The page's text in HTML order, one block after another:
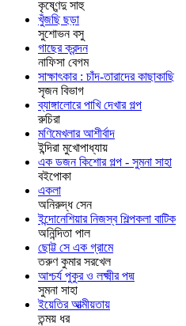
কৃষ্ণেন্দু সাহু
খুঁজছি ছড়া
সুশোভন বসু
গাছের ক্রন্দন
নাফিসা বেগম
সাক্ষাৎকার : চাঁদ-তারাদের কাছাকাছি
সৃজন বিভাগ
ব্যাঙ্গালোরে পাখি দেখার গল্প
রুচিরা
মণিমেখলার আশীর্বাদ
ইন্দিরা মুখোপাধ্যায়
এক ডজন কিশোর গল্প - সুমনা সাহা
বইপোকা
একলা
অনিরুদ্ধ সেন
ইন্দোনেশিয়ার নিজস্ব শিল্পকলা বাটিক
অনিন্দিতা পাল
ছোট্ট সে এক গ্রামে
তরুণ কুমার সরখেল
আশ্চর্য পুকুর ও লক্ষ্মীর পদ্ম
সুমনা সাহা
ইয়েতির আত্মীয়তায়
তন্ময় ধর